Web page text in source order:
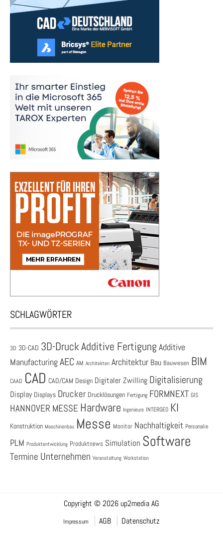
SCHLAGWÖRTER
3D 3D-CAD 3D-DruckAdditive Fertigung Additive
ManufacturingAEC AM Architekten Architektur Bau Bauwesen BIM
CAAD CAD CAD/CAM Design Digitaler Zwilling Digitalisierung
Display Displays Drucker Drucklösungen Fertigung FORMNEXT GIS
HANNOVER MESSE Hardware Ingenieure INTERGEO KI
Konstruktion Maschinenbau Messe Monitor Nachhaltigkeit Personalie
PLM Produktentwicklung Produktnews Simulation Software
Termine Unternehmen Veranstaltung Workstation
Copyright © 2026 up2media AG
Impressum AGB Datenschutz